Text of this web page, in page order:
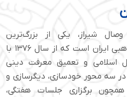
شیراز، یکی از بزرگ‌ترین
مجموعه‌های فرهنگی و مذهبی ایران است که از سال ۱۳۷۶ با
اسلامی و تعمیق معرفت دینی
سه محور خودسازی، دیگرسازی و
همچون برگزاری جلسات هفتگی،